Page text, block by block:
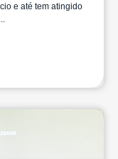
e até tem atingido